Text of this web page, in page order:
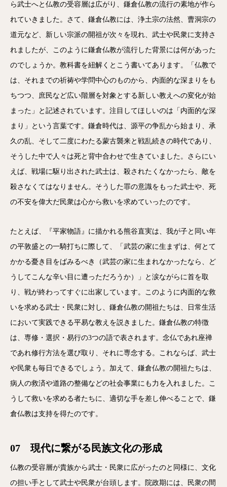
ら武士へと仏教の受容層は広がり、鎌倉仏教の流行の素地が作ら
れていきました。さて、鎌倉仏教には、浄土宗の法然、曹洞宗の
道元など、新しい宗派の開祖が次々を現れ、武士や民衆に支持さ
れましたが、このように鎌倉仏教が流行した背景には何があった
のでしょうか。教科書を紐解くとこう書いてあります。「仏教で
は、それまでの祈祷や学問中心のものから、内面的な深まりをも
ちつつ、庶民など広い階層を対象とする新しい教えへの変化が始
まった」と記述されています。注目してほしいのは「内面的な深
まり」という言葉です。鎌倉時代は、源平の争乱から始まり、承
久の乱、そして二度にわたる蒙古襲来と戦乱続きの時代であり、
そうした中で人々は死と背中合わせで生きていました。さらにい
えば、戦場に駆り出された武士は、殺されたくなかったら、敵を
殺さなくてはなりません。そうした罪の意識をもった武士や、死
の不安を偉大だ民衆は心から救いを求めていったのです。
たとえば、『平家物語』に描かれる熊谷直実は、我が子と同い年
の平敦盛との一騎打ちに際して、「武芸の家に生まずは、何とて
かかる憂き目をばみるべき（武芸の家に生まれなかったなら、ど
うしてこんな辛い目に遭っただろうか）」と涙ながらに首を取
り、戦が終わってすぐに出家しています。このように内面的な救
いを求める武士・民衆に対し、鎌倉仏教の開祖たちは、日常生活
において実践できる平易な教えを説きました。鎌倉仏教の特徴
は、専修・選択・易行の3つの語で表されます。念仏であれ座禅
であれ修行方法を選び取り、それに専念する。これならば、武士
や民衆も毎日できるでしょう。加えて、鎌倉仏教の開祖たちは、
病人の救済や道路の整備などの社会事業にも力を入れました。こ
うして救いを求める者たちに、適切な手を差し伸べることで、鎌
倉仏教は支持を得たのです。
07 現代に繋がる民族文化の形成
仏教の受容層が貴族から武士・民衆に広がったのと同様に、文化
の担い手として武士や民衆が台頭します。院政期には、民衆の間